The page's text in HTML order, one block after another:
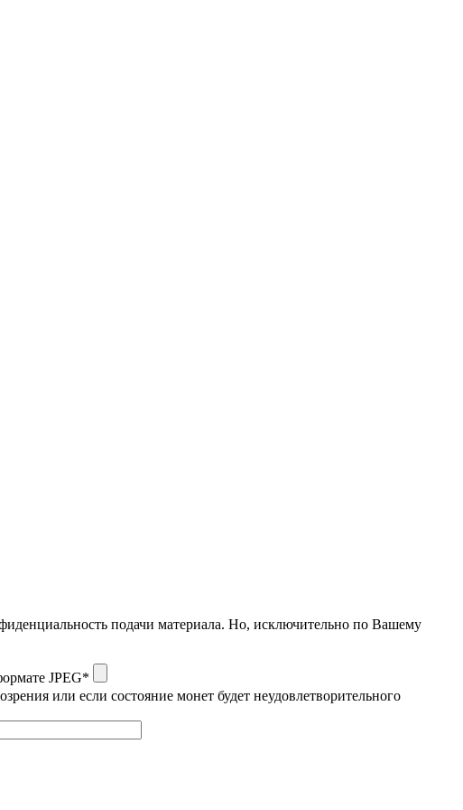
подачи материала. Но, исключительно по Вашему
JPEG*
или если состояние монет будет неудовлетворительного